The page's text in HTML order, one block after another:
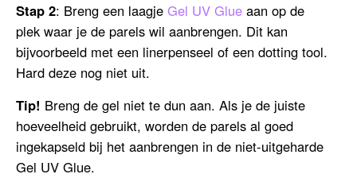
Stap 2: Breng een laagje Gel UV Glue aan op de
plek waar je de parels wil aanbrengen. Dit kan
bijvoorbeeld met een linerpenseel of een dotting tool.
Hard deze nog niet uit.
Tip! Breng de gel niet te dun aan. Als je de juiste
hoeveelheid gebruikt, worden de parels al goed
ingekapseld bij het aanbrengen in de niet-uitgeharde
Gel UV Glue.